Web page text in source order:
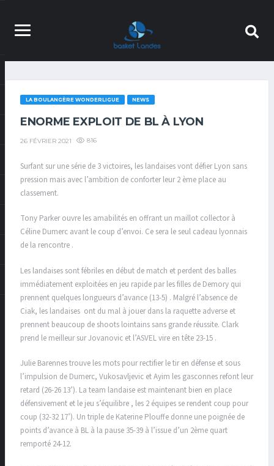
LA BOULANGÈRE WONDERLIGUE NEWS
ENORME EXPLOIT DE BL À LYON
26 FÉVRIER 2021 816
Surfant sur une série de 3 victoires, les landaises vont défier Lyon sans
pression mais avec l’ambition de conforter leur 2 ème place au
classement.
Tony Parker ouvre les amabilités en offrant un maillot collector à
Céline Dumerc avant le coup d’envoi. Ce sera le seul cadeau lyonnais
de la rencontre .
Les landaises sont fébriles en début de match et perdent des balles
immédiatement exploitées en jeu rapide par les filles de Demory qui
prennent quelques longueurs d’avance (13-5) . Malgré l’absence de
Ciak, les landaises ont du mal à jouer dans la raquette adverse et
prennent beaucoup de shoots lointains sans grande réussite. Clark
prend le meilleur sur Jovanovic et l’ASVEL vire en tête 23-15 .
Julie Barennes trouve les mots pour rectifier le tir en défense et sous
l’impulsion de Dumerc, Vukosavljevic et Ayim les gasconnes refont leur
retard (26-26 13’). La team landaise est maintenant bien en place
défensivement et le jeu s’équilibre , les 2 équipes se rendent coup pour
coup (32-32 17’). Un triple de Katerine Plouffe donne une poignée de
points d’avance à BL à la pause 35-39 à l’issue d’un 2ème quart
remporté 24-12.